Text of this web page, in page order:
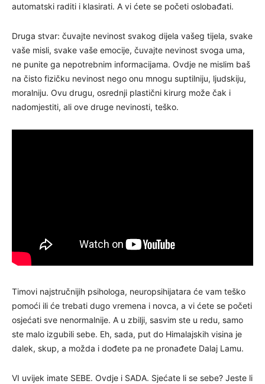
automatski raditi i klasirati. A vi ćete se početi oslobađati.
Druga stvar: čuvajte nevinost svakog dijela vašeg tijela, svake
vaše misli, svake vaše emocije, čuvajte nevinost svoga uma,
ne punite ga nepotrebnim informacijama. Ovdje ne mislim baš
na čisto fizičku nevinost nego onu mnogu suptilniju, ljudskiju,
moralniju. Ovu drugu, osrednji plastični kirurg može čak i
nadomjestiti, ali ove druge nevinosti, teško.
Timovi najstručnijih psihologa, neuropsihijatara će vam teško
pomoći ili će trebati dugo vremena i novca, a vi ćete se početi
osjećati sve nenormalnije. A u zbilji, sasvim ste u redu, samo
ste malo izgubili sebe. Eh, sada, put do Himalajskih visina je
dalek, skup, a možda i dođete pa ne pronađete Dalaj Lamu.
VI uvijek imate SEBE. Ovdje i SADA. Sjećate li se sebe? Jeste li